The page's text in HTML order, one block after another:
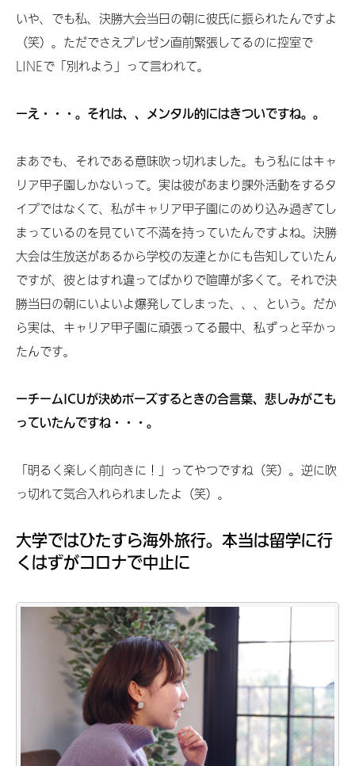
いや、でも私、決勝大会当日の朝に彼氏に振られたんですよ
（笑）。ただでさえプレゼン直前緊張してるのに控室で
LINEで「別れよう」って言われて。
ーえ・・・。それは、、メンタル的にはきついですね。。
まあでも、それである意味吹っ切れました。もう私にはキャ
リア甲子園しかないって。実は彼があまり課外活動をするタ
イプではなくて、私がキャリア甲子園にのめり込み過ぎてし
まっているのを見ていて不満を持っていたんですよね。決勝
大会は生放送があるから学校の友達とかにも告知していたん
ですが、彼とはすれ違ってばかりで喧嘩が多くて。それで決
勝当日の朝にいよいよ爆発してしまった、、、という。だか
ら実は、キャリア甲子園に頑張ってる最中、私ずっと辛かっ
たんです。
ーチームICUが決めポーズするときの合言葉、悲しみがこも
っていたんですね・・・。
「明るく楽しく前向きに！」ってやつですね（笑）。逆に吹
っ切れて気合入れられましたよ（笑）。
大学ではひたすら海外旅行。本当は留学に行
くはずがコロナで中止に